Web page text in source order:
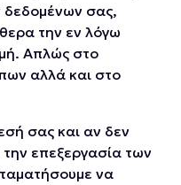
δεδομένων σας,
την εν λόγω
Απλώς στο
αλλά και στο
σας και αν δεν
επεξεργασία των
να